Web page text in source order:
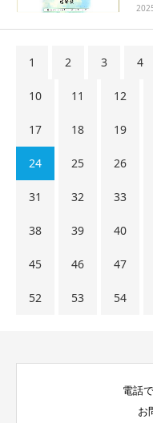
1 2 3 4
10 11 12
17 18 19
24 25 26
31 32 33
38 39 40
45 46 47
52 53 54
電話
お